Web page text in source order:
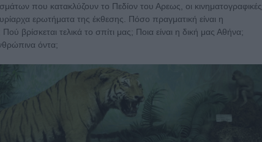
που κατακλύζουν το Πεδίον του Αρεως, οι κινηματογραφικές
ερωτήματα της έκθεσης. Πόσο πραγματική είναι η
βρίσκεται τελικά το σπίτι μας; Ποια είναι η δική μας Αθήνα;
όντα;